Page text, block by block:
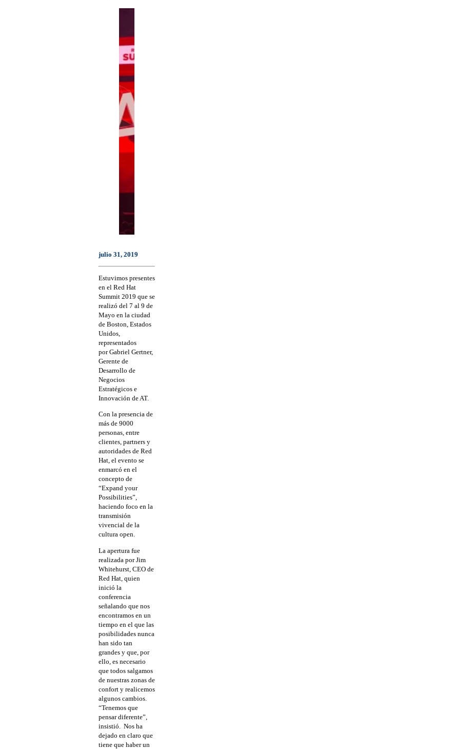
julio 31, 2019
Estuvimos presentes
en el Red Hat
Summit 2019 que se
realizó del 7 al 9 de
Mayo en la ciudad
de Boston, Estados
Unidos,
representados
por Gabriel Gertner,
Gerente de
Desarrollo de
Negocios
Estratégicos e
Innovación de AT.
Con la presencia de
más de 9000
personas, entre
clientes, partners y
autoridades de Red
Hat, el evento se
enmarcó en el
concepto de
“Expand your
Possibilities”,
haciendo foco en la
transmisión
vivencial de la
cultura open.
La apertura fue
realizada por Jim
Whitehurst, CEO de
Red Hat, quien
inició la
conferencia
señalando que nos
encontramos en un
tiempo en el que las
posibilidades nunca
han sido tan
grandes y que, por
ello, es necesario
que todos salgamos
de nuestras zonas de
confort y realicemos
algunos cambios.
“Tenemos que
pensar diferente”,
insistió. Nos ha
dejado en claro que
tiene que haber un